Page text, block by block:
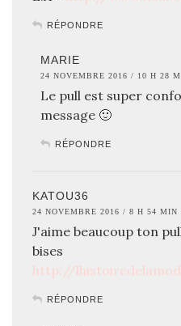
RÉPONDRE
MARIE
24 NOVEMBRE 2016 / 10 H 28
Le pull est super
message 🙂
RÉPONDRE
KATOU36
24 NOVEMBRE 2016 / 8 H 54 MIN
J'aime beaucoup ton
bises
http://
RÉPONDRE